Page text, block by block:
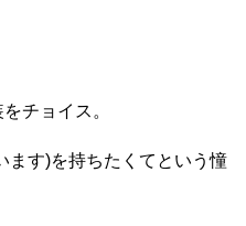
チョイス。
す)を持ちたくてという憧